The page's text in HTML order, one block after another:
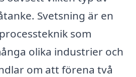
Svetsning är en
som
olika industrier och
om att förena två